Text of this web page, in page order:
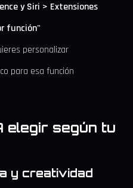
y Siri > Extensiones
función"
personalizar
para esa función
elegir según tu
y creatividad